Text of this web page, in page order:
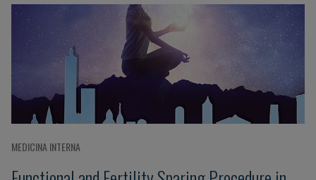
MEDICINA INTERNA